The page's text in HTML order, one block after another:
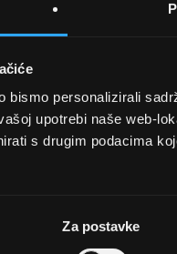
bismo personalizirali
upotrebi naše web-
s drugim podacima
Za postavke
selection